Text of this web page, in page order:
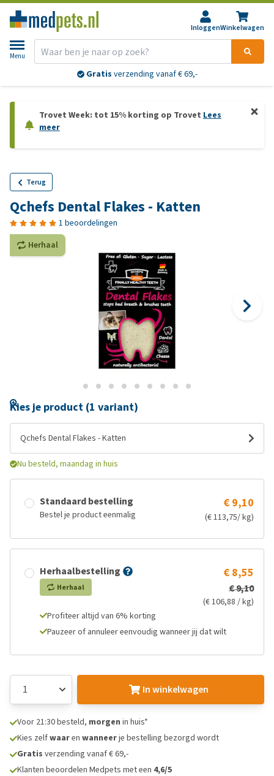
InloggenWinkelwagen
Menu
Gratis verzending vanaf € 69,-
Trovet Week: tot 15% korting op Trovet Lees
meer
Terug
Qchefs Dental Flakes - Katten
1 beoordelingen
Herhaal
Kies je product (1 variant)
Qchefs Dental Flakes - Katten
Nu besteld, maandag in huis
Standaard bestelling
Bestel je product eenmalig
€ 9,10
(€ 113,75/ kg)
Herhaalbestelling
Herhaal
€ 8,55
€ 9,10
(€ 106,88 / kg)
Profiteer altijd van 6% korting
Pauzeer of annuleer eenvoudig wanneer jij dat wilt
In winkelwagen
Voor 21:30 besteld, morgen in huis*
Kies zelfwaaren wanneerje bestelling bezorgd wordt
Gratis verzending vanaf € 69,-
Klanten beoordelen Medpets met een 4,6/5